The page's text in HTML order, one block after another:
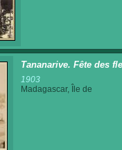
Tananarive. Fête des
1903
Madagascar, Île de